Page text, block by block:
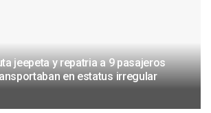
jeepeta y repatria a 9 pasajeros
en estatus irregular